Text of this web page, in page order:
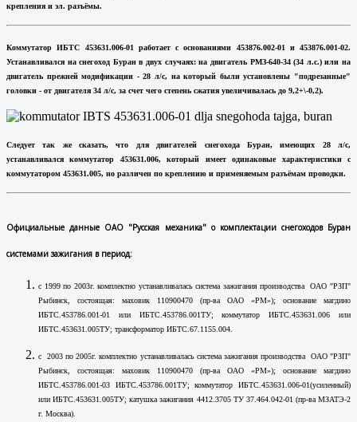
крепления и эл. разъёмы.
Коммутатор ИБТС 453631.006-01 работает с основаниями 453876.002-01 и 453876.001-02.
Устанавливался на снегоход Буран в двух случаях: на двигатель РМЗ-640-34 (34 л.с.) или на
двигатель прежней модификации - 28 л/с, на который были установлены "подрезанные"
головки - от двигателя 34 л/с, за счет чего степень сжатия увеличивалась до 9,2+\-0,2).
Следует так же сказать, что для двигателей снегохода Буран, имеющих 28 л/с,
устанавливался коммутатор 453631.006, который имеет одинаковые характеристики с
коммутатором 453631.005, но различен по креплению и применяемым разъёмам проводки.
Официальные данные ОАО "Русская механика" о комплектации снегоходов Буран
системами зажигания в период:
с 1999 по 2003г. комплектно устанавливалась система зажигания производства ОАО "РЗП"
Рыбинск, состоящая: маховик 110900470 (пр-ва ОАО «РМ»); основание магдино
ИБТС.453786.001-01 или ИБТС.453786.001ТУ; коммутатор ИБТС.453631.006 или
ИБТС.453631.005ТУ; трансформатор ИБТС.67.1155.004.
с 2003 по 2005г. комплектно устанавливалась система зажигания производства ОАО "РЗП"
Рыбинск, состоящая: маховик 110900470 (пр-ва ОАО «РМ»); основание магдино
ИБТС.453786.001-03 ИБТС.453786.001ТУ; коммутатор ИБТС.453631.006-01(усиленный)
или ИБТС.453631.005ТУ; катушка зажигания 4412.3705 ТУ 37.464.042-01 (пр-ва МЗАТЭ-2
г. Москва).